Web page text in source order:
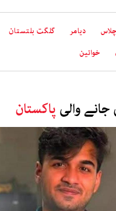
چلاس دیامر
گلگت بلتستان
خواتین
جانے والی پاکستان